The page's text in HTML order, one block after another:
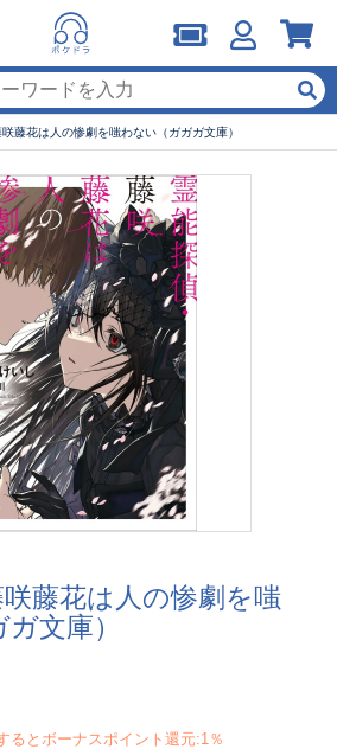
藤花は人の惨劇を嗤わない（ガガガ文庫）
藤花は人の惨劇を嗤
文庫）
るとボーナスポイント還元:1％